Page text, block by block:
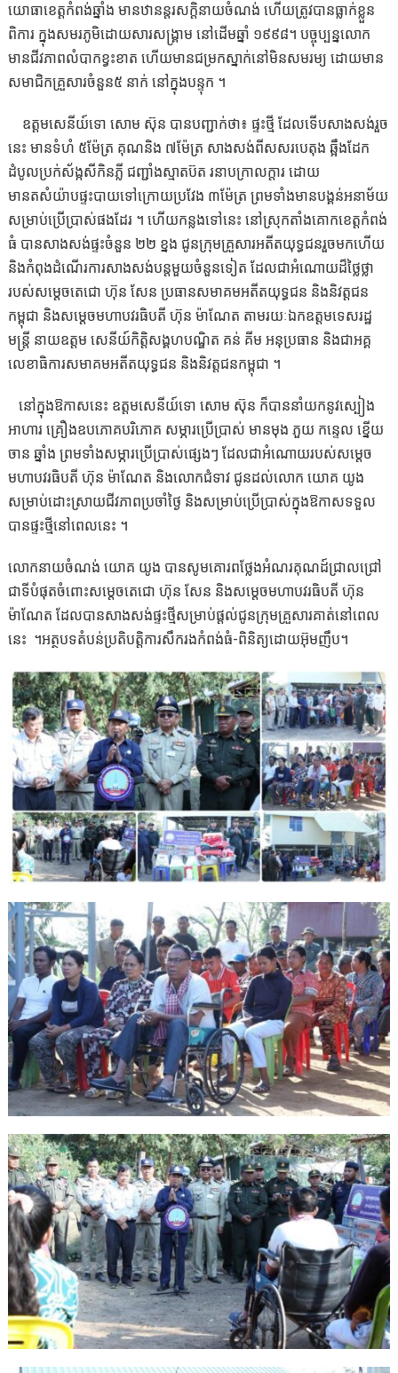
យោធាខេត្តកំពង់ឆ្នាំង មានឋានន្តរសក្ដិនាយចំណង់ ហើយត្រូវបាន​ធ្លាក់​ខ្លួន​
ពិការ​ ក្នុង​សមរភូមិ​ដោយ​សារ​សង្គ្រាម​ នៅ​ដេីម​ឆ្នាំ​ ១៩៩៨។ បច្ចុប្បន្ន​លោក​
មាន​ជីវភាព​លំបាក​ខ្វះខាត​ ហើយ​មាន​ជម្រក​ស្នាក់​នៅ​មិន​សមរម្យ​ ដោយ​មាន​
សមាជិក​គ្រួសារ​ចំនួន​៥​ នាក់​ នៅ​ក្នុង​បន្ទុក​ ។
ឧត្តមសេនីយ៍ទោ សោម ស៊ុន បានបញ្ជាក់ថា៖ ផ្ទះថ្មី ដែលទើបសាងសង់រួច
នេះ មានទំហំ ៥ម៉ែត្រ គុណនិង ៧ម៉ែត្រ សាងសង់ពីសសរបេតុង ឆ្អឹងដែក
ដំបូលប្រក់ស័ង្កសីកិនភ្លី ជញ្ជាំងស្មាតប៊ត រនាបក្រាលក្តារ ដោយ
មានតសំយ៉ាបផ្ទះបាយទៅក្រោយប្រវែង ៣ម៉ែត្រ ព្រមទាំងមានបង្គន់អនាម័យ
សម្រាប់ប្រើប្រាស់ផងដែរ ។ ហើយកន្លងទៅនេះ នៅស្រុកតាំងគោក​ខេត្តកំពង់
ធំ បានសាងសង់ផ្ទះចំនួន ២២​ ខ្នង ជូនក្រុមគ្រួសារអតីតយុទ្ធជនរួចមកហើយ
និងកំពុងដំណើរការសាងសង់បន្តមួយចំនួនទៀត ដែលជាអំណោយដ៏ថ្លៃថ្លា
របស់សម្ដេចតេជោ ហ៊ុន សែន ប្រធានសមាគមអតីតយុទ្ធជន និងនិវត្តជន
កម្ពុជា និងសម្ដេចមហាបវរធិបតី ហ៊ុន ម៉ាណែត តាមរយៈឯកឧត្តមទេសរដ្ឋ
មន្ត្រី នាយឧត្តម សេនីយ៍កិត្តិសង្គហបណ្ឌិត គន់ គីម អនុប្រធាន និងជាអគ្គ
លេខាធិការសមាគមអតីតយុទ្ធជន និងនិវត្តជនកម្ពុជា ។
នៅក្នុងឱកាសនេះ ឧត្តមសេនីយ៍ទោ សោម ស៊ុន ក៏បាននាំយកនូវស្បៀង
អាហារ គ្រឿងឧបភោគបរិភោគ សម្ភារប្រើប្រាស់ មានមុង ភួយ កន្ទេល ខ្នើយ
ចាន ឆ្នាំង ព្រមទាំងសម្ភារប្រើប្រាស់ផ្សេងៗ ដែលជាអំណោយរបស់សម្ដេច
មហាបវរធិបតី ហ៊ុន ម៉ាណែត និងលោកជំទាវ ជូនដល់លោក យោគ យូង
សម្រាប់ដោះស្រាយជីវភាពប្រចាំថ្ងៃ និងសម្រាប់ប្រើប្រាស់ក្នុងឱកាសទទួល
បានផ្ទះថ្មីនៅពេលនេះ ។
លោក​នាយ​ចំណង់ ​យោគ​ យូង​ បាន​សូម​គោរព​ថ្លែង​អំណរគុណ​ដ៍​ជ្រាលជ្រៅ​
ជាទី​បំផុត​ចំពោះ​សម្តេច​តេជោ​ ហ៊ុន​ សែន​ និង​សម្តេច​មហា​បវរ​ធិបតី​ ហ៊ុន​
ម៉ាណែត​ ដែល​បាន​សាងសង់​ផ្ទះ​ថ្មី​សម្រាប់​ផ្ដល់​ជូន​ក្រុម​គ្រួសារ​គាត់​នៅ​ពេល​
នេះ​ ។អត្ថបទតំបន់ប្រតិបត្តិការសឹករងកំពង់ធំ-ពិនិត្យដោយអ៊ុមញឹប។